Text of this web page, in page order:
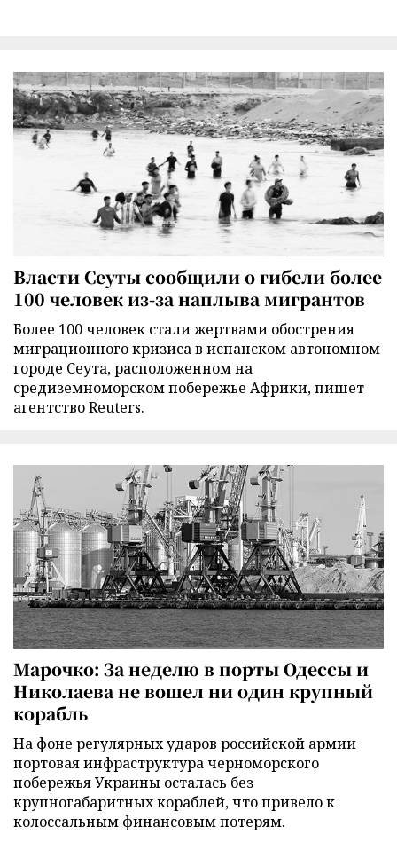
Власти Сеуты сообщили о гибели более
100 человек из-за наплыва мигрантов
Более 100 человек стали жертвами обострения
миграционного кризиса в испанском автономном
городе Сеута, расположенном на
средиземноморском побережье Африки, пишет
агентство Reuters.
Марочко: За неделю в порты Одессы и
Николаева не вошел ни один крупный
корабль
На фоне регулярных ударов российской армии
портовая инфраструктура черноморского
побережья Украины осталась без
крупногабаритных кораблей, что привело к
колоссальным финансовым потерям.